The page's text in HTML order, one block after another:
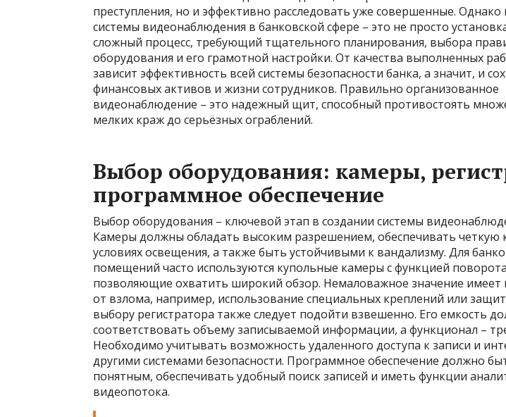
преступления, но и эффективно расследовать уже совершенные. Однако
системы видеонаблюдения в банковской сфере – это не просто
сложный процесс, требующий тщательного планирования, выбора
оборудования и его грамотной настройки. От качества выполненных
зависит эффективность всей системы безопасности банка, а значит, и
финансовых активов и жизни сотрудников. Правильно организованное
видеонаблюдение – это надежный щит, способный противостоять
мелких краж до серьёзных ограблений.
Выбор оборудования: камеры,
программное обеспечение
Выбор оборудования – ключевой этап в создании системы
Камеры должны обладать высоким разрешением, обеспечивать четкую
условиях освещения, а также быть устойчивыми к вандализму. Для
помещений часто используются купольные камеры с функцией
позволяющие охватить широкий обзор. Немаловажное значение
от взлома, например, использование специальных креплений или
выбору регистратора также следует подойти взвешенно. Его емкость
соответствовать объему записываемой информации, а функционал –
Необходимо учитывать возможность удаленного доступа к записи и
другими системами безопасности. Программное обеспечение должно
понятным, обеспечивать удобный поиск записей и иметь функции
видеопотока.